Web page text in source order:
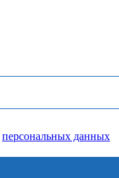
персональных данных